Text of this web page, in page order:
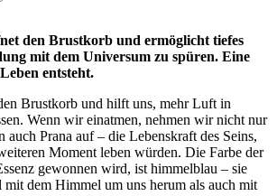
den Brustkorb und ermöglicht tiefes
mit dem Universum zu spüren. Eine
entsteht.
Brustkorb und hilft uns, mehr Luft in
Wenn wir einatmen, nehmen wir nicht nur
auch Prana auf – die Lebenskraft des Seins,
Moment leben würden. Die Farbe der
gewonnen wird, ist himmelblau – sie
dem Himmel um uns herum als auch mit